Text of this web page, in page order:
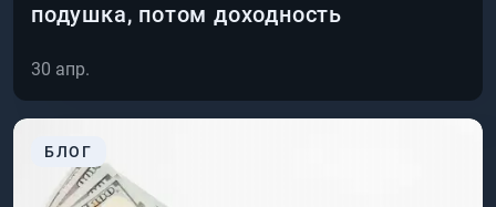
подушка, потом доходность
30 апр.
БЛОГ